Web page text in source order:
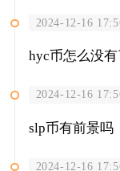
2024-12-16
hyc币怎么没有
2024-12-16
slp币有前景吗
2024-12-16